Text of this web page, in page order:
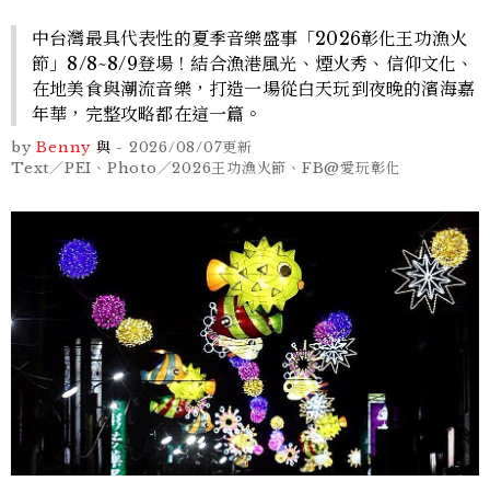
中台灣最具代表性的夏季音樂盛事「2026彰化王功漁火
節」8/8~8/9登場！結合漁港風光、煙火秀、信仰文化、
在地美食與潮流音樂，打造一場從白天玩到夜晚的濱海嘉
年華，完整攻略都在這一篇。
by Benny 與 - 2026/08/07更新
Text／PEI、Photo／2026王功漁火節、FB@愛玩彰化